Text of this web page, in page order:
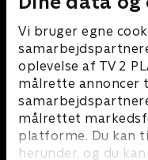
Vi bruger egne
oplevelse af TV 2
målrette annoncer
målrettet
platforme. Du kan
herunder, og du
Hemmeligheden i
Dokumentar • 1 sæsoner